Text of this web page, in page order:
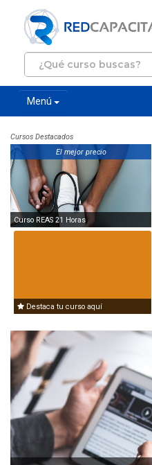
Menú
Cursos Destacados
El mejor precio
Curso REAS 21 Horas
Destaca tu curso aquí